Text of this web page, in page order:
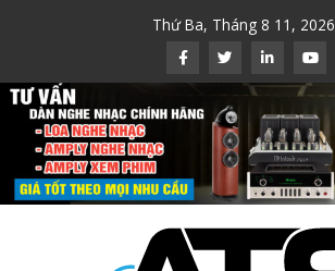
Thứ Ba, Tháng 8 11, 2026